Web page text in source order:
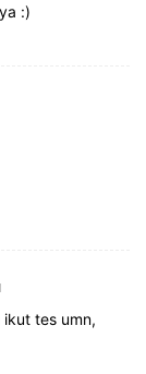
:)
tes umn,